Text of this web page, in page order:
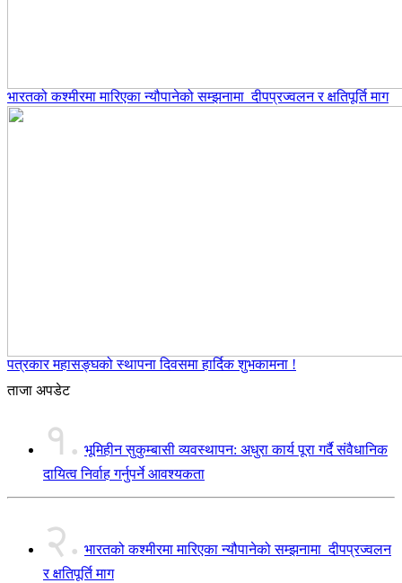
भारतको कश्मीरमा मारिएका न्यौपानेको सम्झनामा दीपप्रज्वलन र क्षतिपूर्ति माग
पत्रकार महासङ्घको स्थापना दिवसमा हार्दिक शुभकामना !
ताजा अपडेट
१. भूमिहीन सुकुम्बासी व्यवस्थापन: अधुरा कार्य पूरा गर्दै संवैधानिक
दायित्व निर्वाह गर्नुपर्ने आवश्यकता
२. भारतको कश्मीरमा मारिएका न्यौपानेको सम्झनामा दीपप्रज्वलन
र क्षतिपूर्ति माग